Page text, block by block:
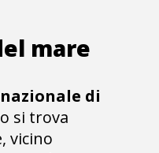
mare
di
si trova
vicino